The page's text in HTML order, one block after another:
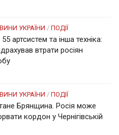
УКРАЇНИ / ПОДІЇ
артсистем та інша техніка:
втрати росіян
УКРАЇНИ / ПОДІЇ
Брянщина. Росія може
кордон у Чернігівській